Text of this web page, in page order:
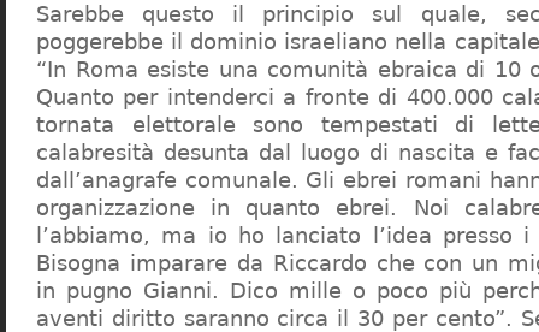
Sarebbe questo il principio sul quale,
poggerebbe il dominio israeliano nella
“In Roma esiste una comunità ebraica di 10
Quanto per intenderci a fronte di 400.000
tornata elettorale sono tempestati di
calabresità desunta dal luogo di nascita e
dall’anagrafe comunale. Gli ebrei romani
organizzazione in quanto ebrei. Noi
l’abbiamo, ma io ho lanciato l’idea presso
Bisogna imparare da Riccardo che con un
in pugno Gianni. Dico mille o poco più
aventi diritto saranno circa il 30 per cento”.